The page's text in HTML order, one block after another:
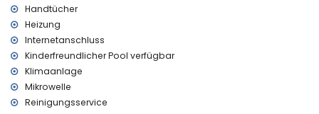
wöchentlicher Reinigungs- und Wäscheservice
zentralheizung
Kinderbett/Hochstuhl (auf Anfrage)
Unterhaltung und Freizeitaktivitäten für Ihren Urlaub in
Denia, Costa Blanca
Kino und Bar (innerhalb von 5 Kilometern vom Haus)
Handtücher
Heizung
Internetanschluss
Kinderfreundlicher Pool verfügbar
Klimaanlage
Mikrowelle
Reinigungsservice